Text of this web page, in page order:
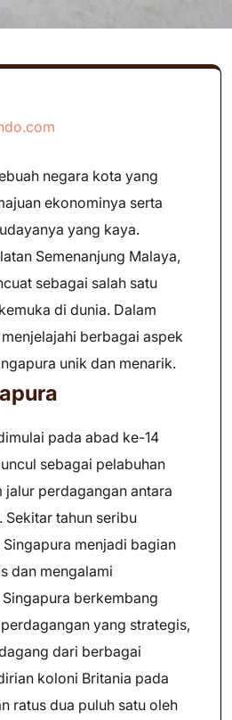
negara kota yang
ekonominya serta
yang kaya.
Semenanjung Malaya,
sebagai salah satu
di dunia. Dalam
berbagai aspek
unik dan menarik.
pada abad ke-14
sebagai pelabuhan
perdagangan antara
tahun seribu
menjadi bagian
dan mengalami
berkembang
yang strategis,
dari berbagai
koloni Britania pada
ratus dua puluh satu oleh